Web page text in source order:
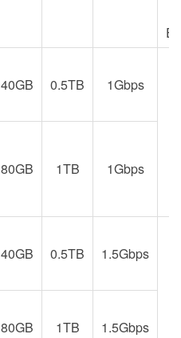
40GB 0.5TB 1Gbps
80GB 1TB 1Gbps
40GB 0.5TB
1.5Gbps
80GB 1TB 1.5Gbps